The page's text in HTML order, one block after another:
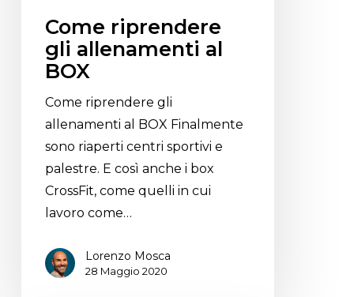
Come riprendere
gli allenamenti al
BOX
Come riprendere gli
allenamenti al BOX Finalmente
sono riaperti centri sportivi e
palestre. E così anche i box
CrossFit, come quelli in cui
lavoro come…
Lorenzo Mosca
28 Maggio 2020